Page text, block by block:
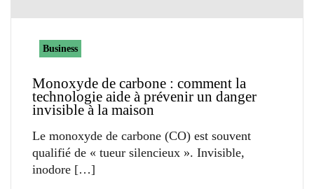
Business
Monoxyde de carbone : comment la
technologie aide à prévenir un danger
invisible à la maison
Le monoxyde de carbone (CO) est souvent
qualifié de « tueur silencieux ». Invisible,
inodore